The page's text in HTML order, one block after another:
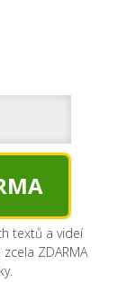
textů a videí
ZDARMA